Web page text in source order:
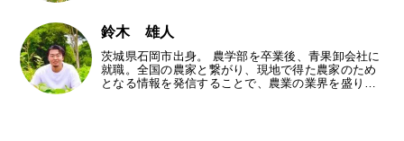
鈴木 雄人
茨城県石岡市出身。 農学部を卒業後、青果卸会社に
就職。全国の農家と繋がり、現地で得た農家のため
となる情報を発信することで、農業の業界を盛り…